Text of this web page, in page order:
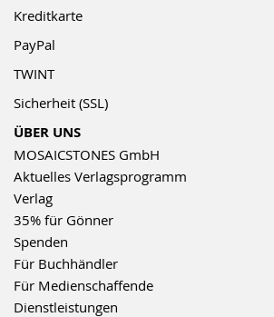
Kreditkarte
PayPal
TWINT
Sicherheit (SSL)
ÜBER UNS
MOSAICSTONES GmbH
Aktuelles Verlagsprogramm
Verlag
35% für Gönner
Spenden
Für Buchhändler
Für Medienschaffende
Dienstleistungen